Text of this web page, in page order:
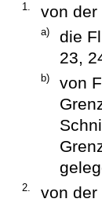
1. von der
a)
die
23,
b)
von
2. von der